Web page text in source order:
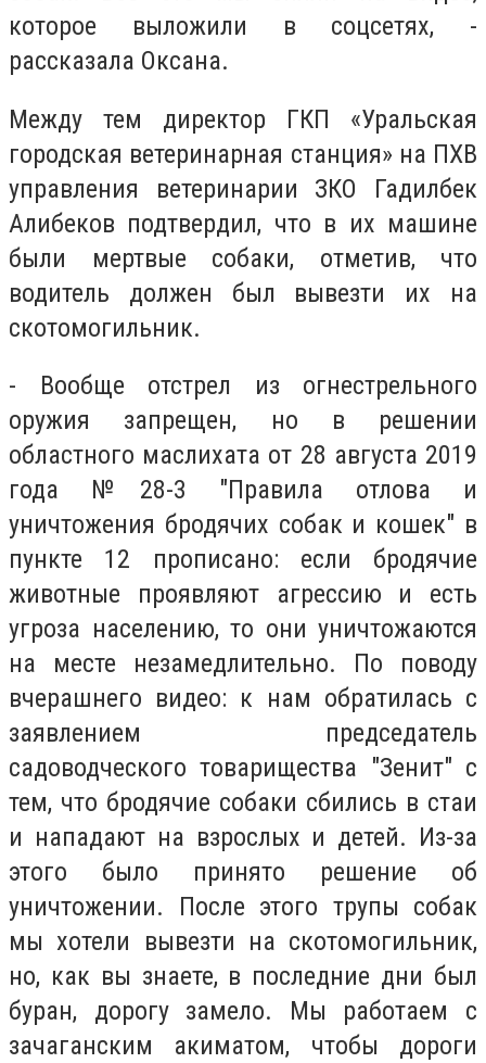
которое выложили в соцсетях, -
рассказала Оксана.
Между тем директор ГКП «Уральская
городская ветеринарная станция» на ПХВ
управления ветеринарии ЗКО Гадилбек
Алибеков подтвердил, что в их машине
были мертвые собаки, отметив, что
водитель должен был вывезти их на
скотомогильник.
- Вообще отстрел из огнестрельного
оружия запрещен, но в решении
областного маслихата от 28 августа 2019
года №28-3 "Правила отлова и
уничтожения бродячих собак и кошек" в
пункте 12 прописано: если бродячие
животные проявляют агрессию и есть
угроза населению, то они уничтожаются
на месте незамедлительно. По поводу
вчерашнего видео: к нам обратилась с
заявлением председатель
садоводческого товарищества "Зенит" с
тем, что бродячие собаки сбились в стаи
и нападают на взрослых и детей. Из-за
этого было принято решение об
уничтожении. После этого трупы собак
мы хотели вывезти на скотомогильник,
но, как вы знаете, в последние дни был
буран, дорогу замело. Мы работаем с
зачаганским акиматом, чтобы дороги